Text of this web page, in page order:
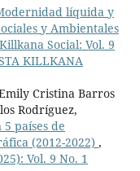
líquida y
y Ambientales
Killkana Social: Vol. 9
KILLKANA
Cristina Barros
Rodríguez,
países de
(2012-2022) ,
Vol. 9 No. 1